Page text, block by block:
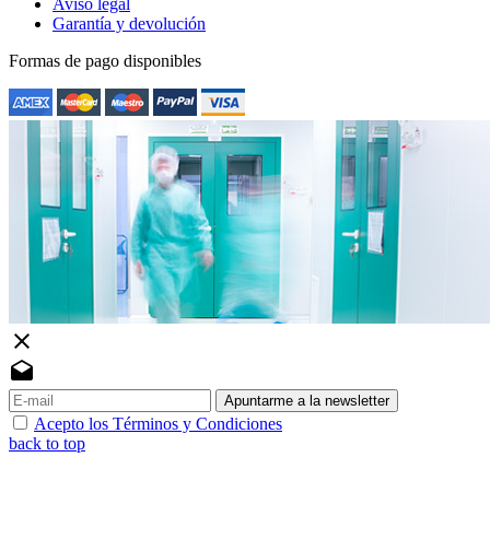
Garantía y devolución
Formas de pago disponibles
close
drafts
Apuntarme a la newsletter
Acepto los Términos y Condiciones
back to top